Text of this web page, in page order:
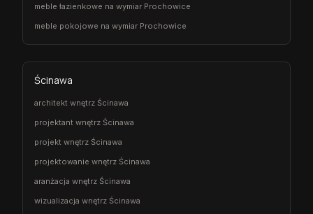
meble łazienkowe na wymiar Prochowice
meble pokojowe na wymiar Prochowice
Ścinawa
architekt wnętrz Ścinawa
projektant wnętrz Ścinawa
projekt wnętrz Ścinawa
projektowanie wnętrz Ścinawa
aranżacja wnętrz Ścinawa
wizualizacja wnętrz Ścinawa